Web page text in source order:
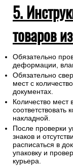
5.
товаров
Обязательно
деформации,
Обязательно
мест с
документах.
Количество мест
соответствовать
накладной.
После проверки
знаков и
расписаться в
упаковку и
курьера.